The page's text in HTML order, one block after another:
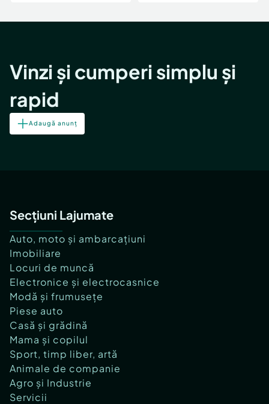
Vinzi și cumperi simplu și
rapid
Adaugă anunț
Secțiuni Lajumate
Auto, moto și ambarcațiuni
Imobiliare
Locuri de muncă
Electronice și electrocasnice
Modă și frumusețe
Piese auto
Casă și grădină
Mama și copilul
Sport, timp liber, artă
Animale de companie
Agro și Industrie
Servicii